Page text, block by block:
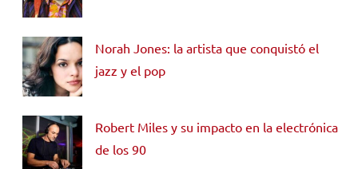
Norah Jones: la artista que conquistó el
jazz y el pop
Robert Miles y su impacto en la electrónica
de los 90